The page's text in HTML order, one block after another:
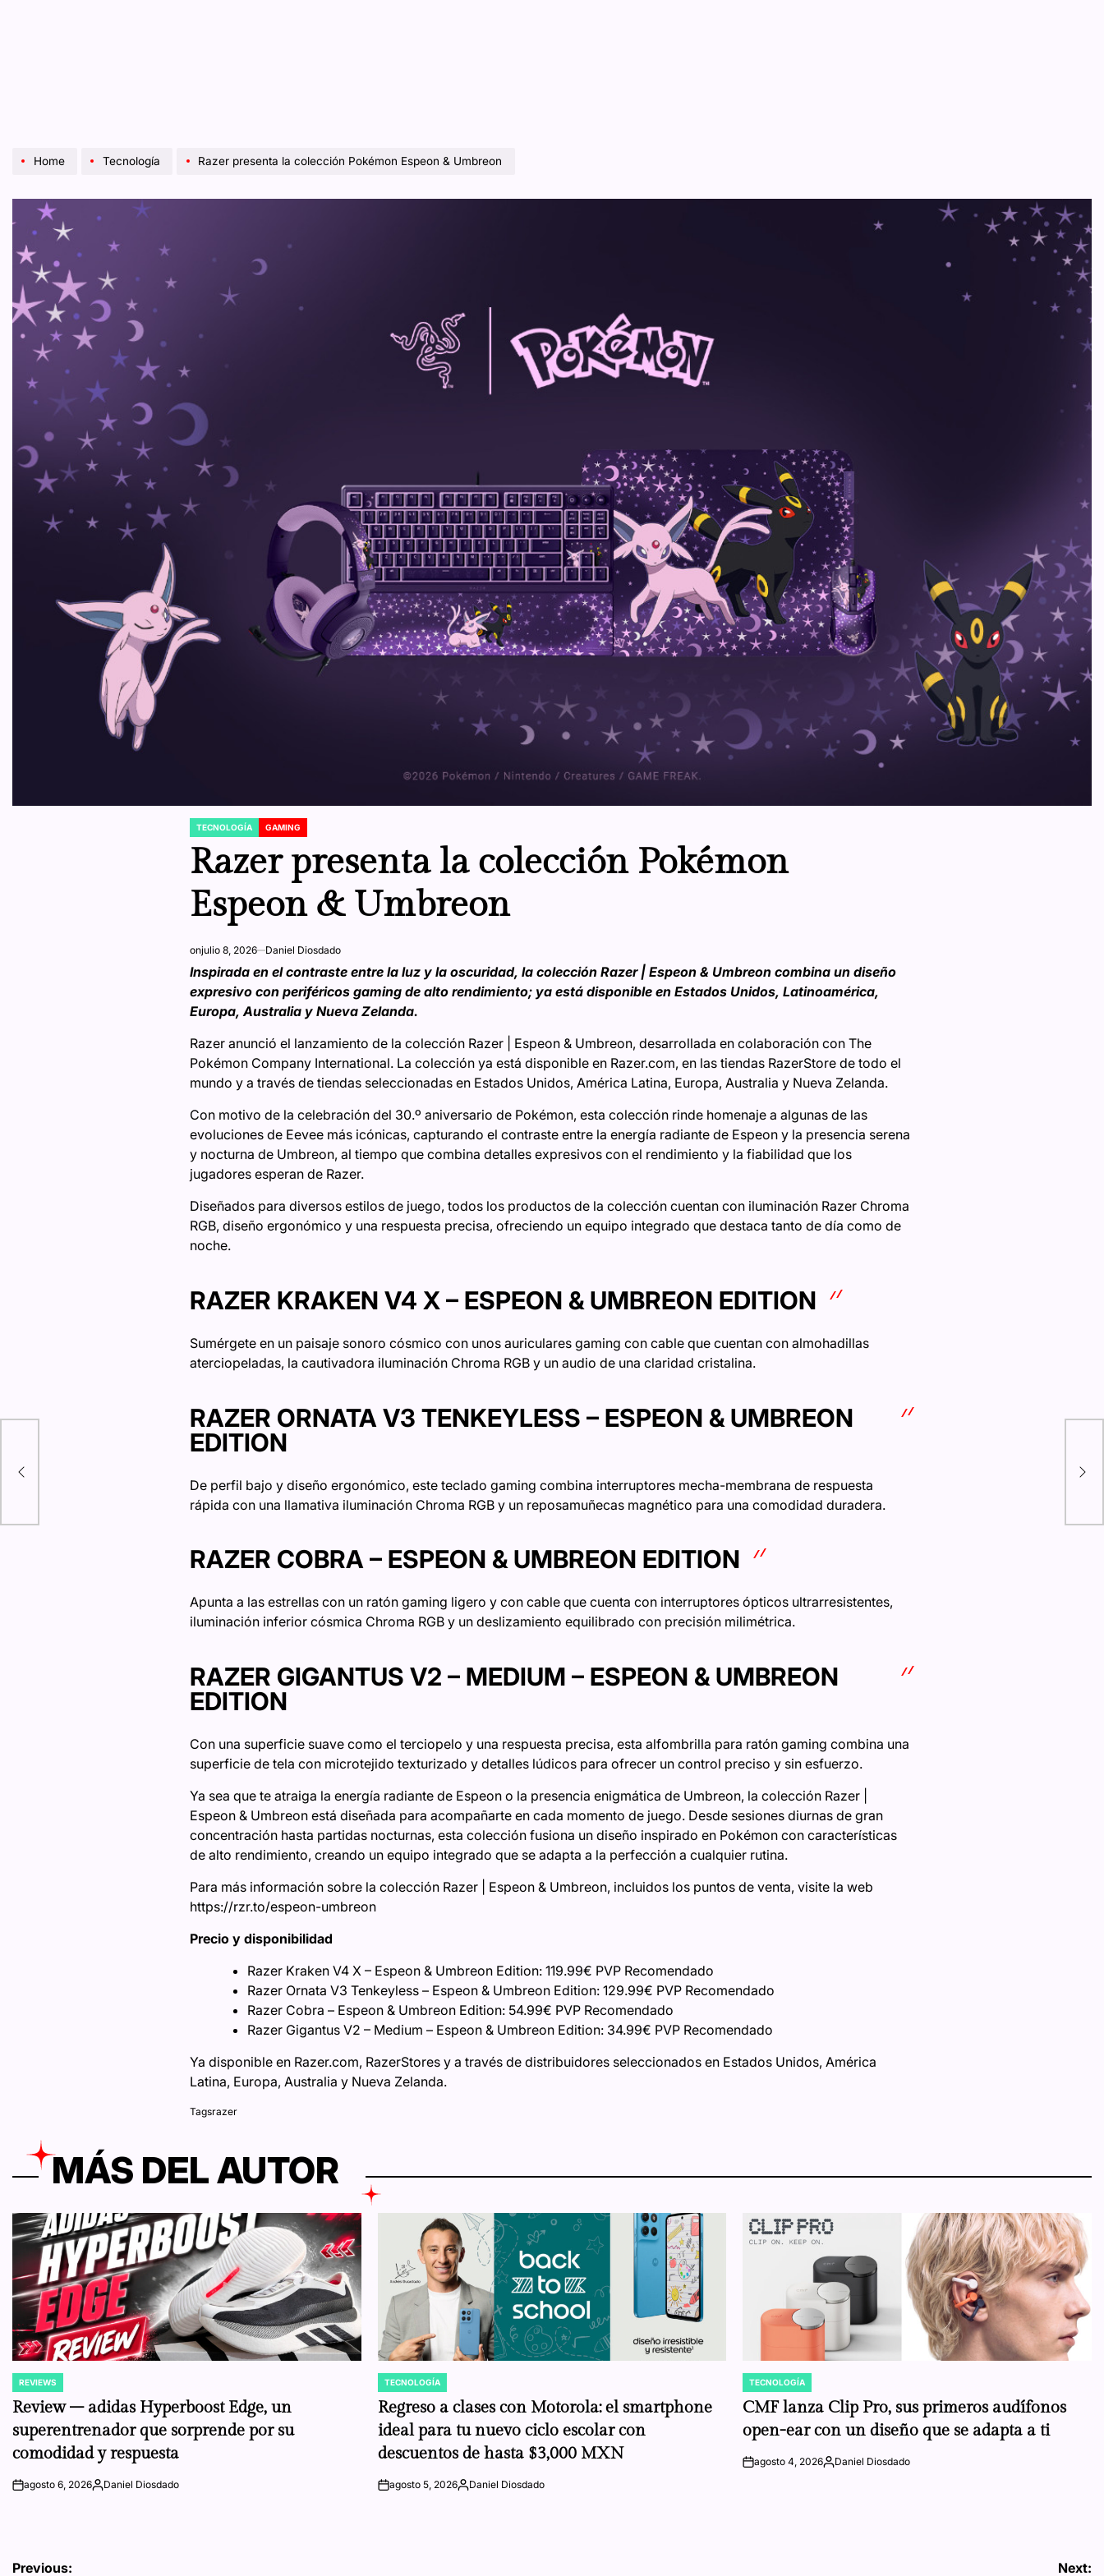
Home Tecnología Razer presenta la colección Pokémon Espeon & Umbreon
POSTED
TECNOLOGÍA GAMING
Razer presenta la colección Pokémon
Espeon & Umbreon
onjulio 8, 2026 Daniel Diosdado
Inspirada en el contraste entre la luz y la oscuridad, la colección Razer | Espeon & Umbreon combina un diseño
expresivo con periféricos gaming de alto rendimiento; ya está disponible en Estados Unidos, Latinoamérica,
Europa, Australia y Nueva Zelanda.
Razer anunció el lanzamiento de la colección Razer | Espeon & Umbreon, desarrollada en colaboración con The
Pokémon Company International. La colección ya está disponible en Razer.com, en las tiendas RazerStore de todo el
mundo y a través de tiendas seleccionadas en Estados Unidos, América Latina, Europa, Australia y Nueva Zelanda.
Con motivo de la celebración del 30.º aniversario de Pokémon, esta colección rinde homenaje a algunas de las
evoluciones de Eevee más icónicas, capturando el contraste entre la energía radiante de Espeon y la presencia serena
y nocturna de Umbreon, al tiempo que combina detalles expresivos con el rendimiento y la fiabilidad que los
jugadores esperan de Razer.
Diseñados para diversos estilos de juego, todos los productos de la colección cuentan con iluminación Razer Chroma
RGB, diseño ergonómico y una respuesta precisa, ofreciendo un equipo integrado que destaca tanto de día como de
noche.
RAZER KRAKEN V4 X – ESPEON & UMBREON EDITION
Sumérgete en un paisaje sonoro cósmico con unos auriculares gaming con cable que cuentan con almohadillas
aterciopeladas, la cautivadora iluminación Chroma RGB y un audio de una claridad cristalina.
RAZER ORNATA V3 TENKEYLESS – ESPEON & UMBREON
EDITION
De perfil bajo y diseño ergonómico, este teclado gaming combina interruptores mecha-membrana de respuesta
rápida con una llamativa iluminación Chroma RGB y un reposamuñecas magnético para una comodidad duradera.
RAZER COBRA – ESPEON & UMBREON EDITION
Apunta a las estrellas con un ratón gaming ligero y con cable que cuenta con interruptores ópticos ultrarresistentes,
iluminación inferior cósmica Chroma RGB y un deslizamiento equilibrado con precisión milimétrica.
RAZER GIGANTUS V2 – MEDIUM – ESPEON & UMBREON
EDITION
Con una superficie suave como el terciopelo y una respuesta precisa, esta alfombrilla para ratón gaming combina una
superficie de tela con microtejido texturizado y detalles lúdicos para ofrecer un control preciso y sin esfuerzo.
Ya sea que te atraiga la energía radiante de Espeon o la presencia enigmática de Umbreon, la colección Razer |
Espeon & Umbreon está diseñada para acompañarte en cada momento de juego. Desde sesiones diurnas de gran
concentración hasta partidas nocturnas, esta colección fusiona un diseño inspirado en Pokémon con características
de alto rendimiento, creando un equipo integrado que se adapta a la perfección a cualquier rutina.
Para más información sobre la colección Razer | Espeon & Umbreon, incluidos los puntos de venta, visite la web
https://rzr.to/espeon-umbreon
Precio y disponibilidad
Razer Kraken V4 X – Espeon & Umbreon Edition: 119.99€ PVP Recomendado
Razer Ornata V3 Tenkeyless – Espeon & Umbreon Edition: 129.99€ PVP Recomendado
Razer Cobra – Espeon & Umbreon Edition: 54.99€ PVP Recomendado
Razer Gigantus V2 – Medium – Espeon & Umbreon Edition: 34.99€ PVP Recomendado
Ya disponible en Razer.com, RazerStores y a través de distribuidores seleccionados en Estados Unidos, América
Latina, Europa, Australia y Nueva Zelanda.
Tagsrazer
MÁS DEL AUTOR
POSTED
IN
REVIEWS
Review – adidas Hyperboost Edge, un
superentrenador que sorprende por su
comodidad y respuesta
onagosto 6, 2026Posted
Daniel Diosdado
POSTED
IN
TECNOLOGÍA
Regreso a clases con Motorola: el smartphone
ideal para tu nuevo ciclo escolar con
descuentos de hasta $3,000 MXN
onagosto 5, 2026Posted
Daniel Diosdado
POSTED
IN
TECNOLOGÍA
CMF lanza Clip Pro, sus primeros audífonos
open-ear con un diseño que se adapta a ti
onagosto 4, 2026Posted
Daniel Diosdado
el
Previous: Next: